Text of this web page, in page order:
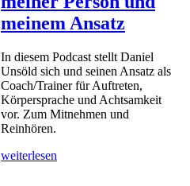
meinem Ansatz
In diesem Podcast stellt Daniel
Unsöld sich und seinen Ansatz als
Coach/Trainer für Auftreten,
Körpersprache und Achtsamkeit
vor. Zum Mitnehmen und
Reinhören.
weiterlesen